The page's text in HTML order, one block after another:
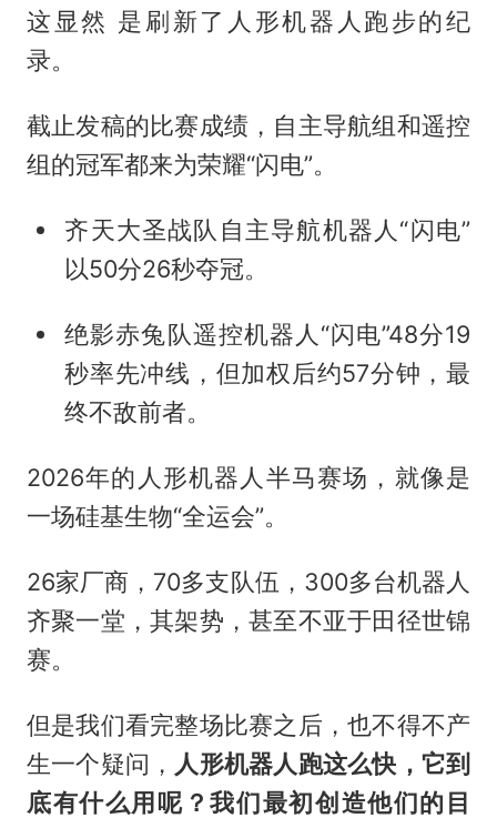
这显然 是刷新了人形机器人跑步的纪
录。
截止发稿的比赛成绩，自主导航组和遥控
组的冠军都来为荣耀“闪电”。
齐天大圣战队自主导航机器人“闪电”
以50分26秒夺冠。
绝影赤兔队遥控机器人“闪电”48分19
秒率先冲线，但加权后约57分钟，最
终不敌前者。
2026年的人形机器人半马赛场，就像是
一场硅基生物“全运会”。
26家厂商，70多支队伍，300多台机器人
齐聚一堂，其架势，甚至不亚于田径世锦
赛。
但是我们看完整场比赛之后，也不得不产
生一个疑问， 人形机器人跑这么快，它到
底有什么用呢？我们最初创造他们的目